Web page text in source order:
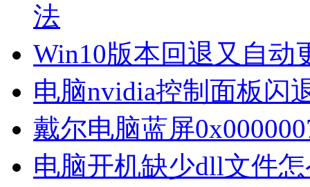
法
Win10版本回退又自动
电脑nvidia控制面板闪
戴尔电脑蓝屏
电脑开机缺少dll文件